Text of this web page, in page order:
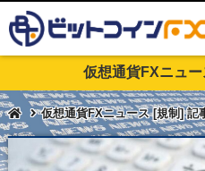
仮想通貨FXニュ
仮想通貨FXニュース [規制] 記